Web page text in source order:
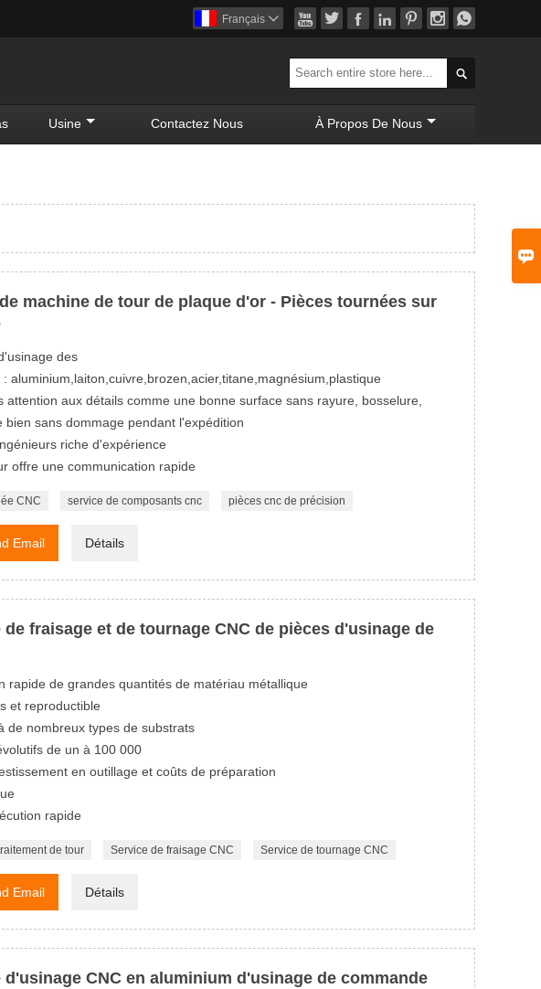

      
Français 

Usine Contactez Nous À Propos De Nous
machine de tour de plaque d'or - Pièces tournées sur
des
: aluminium,laiton,cuivre,brozen,acier,titane,magnésium,plastique
attention aux détails comme une bonne surface sans rayure, bosselure,
bien sans dommage pendant l'expédition
riche d'expérience
offre une communication rapide
CNC service de composants cnc pièces cnc de précision
Email Détails
de fraisage et de tournage CNC de pièces d'usinage de
rapide de grandes quantités de matériau métallique
et reproductible
de nombreux types de substrats
de un à 100 000
en outillage et coûts de préparation
rapide
de tour Service de fraisage CNC Service de tournage CNC
Email Détails
d'usinage CNC en aluminium d'usinage de commande